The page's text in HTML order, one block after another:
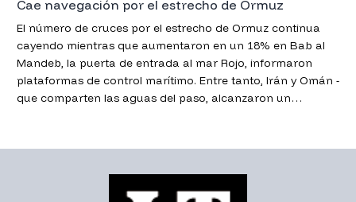
Cae navegación por el estrecho de Ormuz
El número de cruces por el estrecho de Ormuz continua
cayendo mientras que aumentaron en un 18% en Bab al
Mandeb, la puerta de entrada al mar Rojo, informaron
plataformas de control marítimo. Entre tanto, Irán y Omán -
que comparten las aguas del paso, alcanzaron un